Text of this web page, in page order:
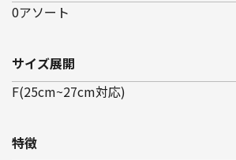
0アソート
サイズ展開
F(25cm~27cm対応)
特徴